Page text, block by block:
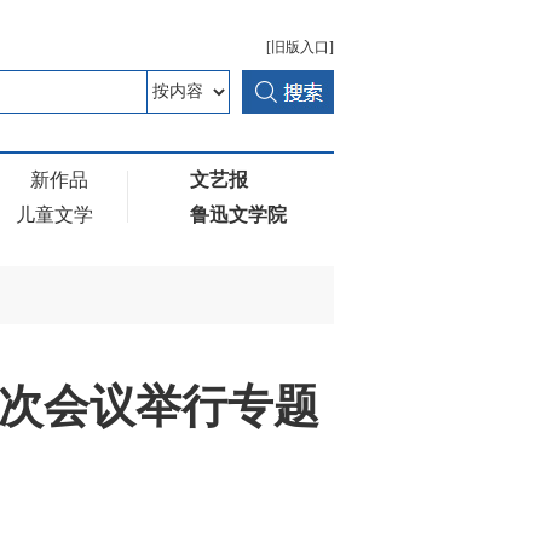
[旧版入口]
新作品
儿童文学
文艺报
鲁迅文学院
会议举行专题